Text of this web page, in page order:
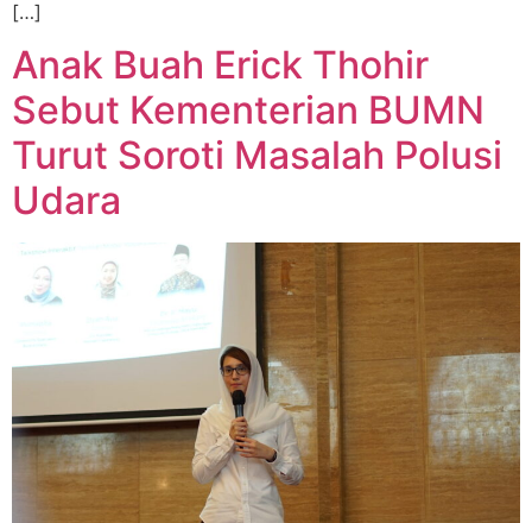
[…]
Anak Buah Erick Thohir
Sebut Kementerian BUMN
Turut Soroti Masalah Polusi
Udara